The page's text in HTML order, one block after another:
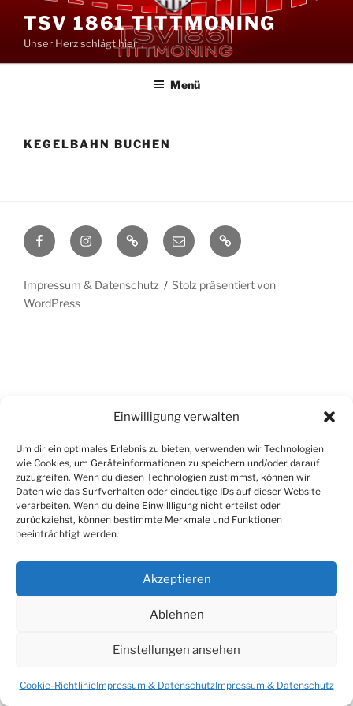
Einwilligung verwalten
Um dir ein optimales Erlebnis zu bieten, verwenden wir Technologien
wie Cookies, um Geräteinformationen zu speichern und/oder darauf
zuzugreifen. Wenn du diesen Technologien zustimmst, können wir
Daten wie das Surfverhalten oder eindeutige IDs auf dieser Website
verarbeiten. Wenn du deine Einwillligung nicht erteilst oder
zurückziehst, können bestimmte Merkmale und Funktionen
beeinträchtigt werden.
Akzeptieren
Ablehnen
Einstellungen ansehen
Cookie-RichtlinieImpressum & DatenschutzImpressum & Datenschutz
Inhalt
springen
TSV 1861 TITTMONING
Unser Herz schlägt hier
Menü
KEGELBAHN BUCHEN
FacebookInstagramTikTok eMail
Cookie-
Richtlinie
Impressum & Datenschutz
Stolz präsentiert von
WordPress